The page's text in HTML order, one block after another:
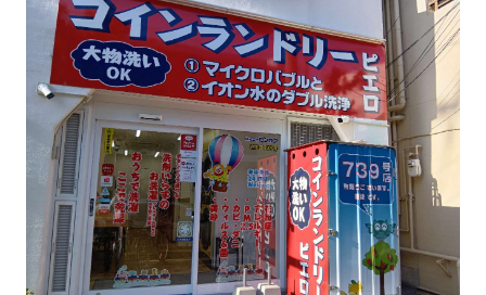
よくあるご質問
FCオーナー募集中